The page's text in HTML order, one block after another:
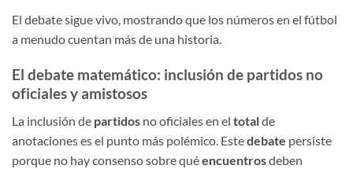
El debate sigue vivo, mostrando que los números en el fútbol
a menudo cuentan más de una historia.
El debate matemático: inclusión de partidos no
oficiales y amistosos
La inclusión de partidos no oficiales en el totalde
anotaciones es el punto más polémico. Estedebate persiste
porque no hay consenso sobre quéencuentrosdeben